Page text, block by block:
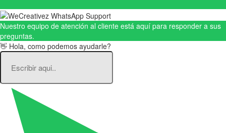
Nuestro equipo de atención al cliente está aquí para responder a sus
preguntas.
👋 Hola, como podemos ayudarle?